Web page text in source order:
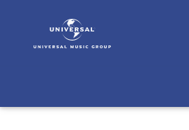
Flórez
Italia!